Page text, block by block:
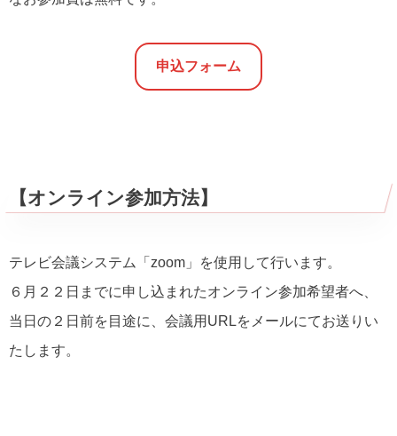
申込フォーム
【オンライン参加方法】
テレビ会議システム「zoom」を使用して行います。
６月２２日までに申し込まれたオンライン参加希望者へ、
当日の２日前を目途に、会議用URLをメールにてお送りい
たします。